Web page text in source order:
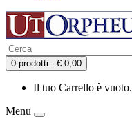
0 prodotti - € 0,00
Il tuo Carrello è vuoto.
Menu